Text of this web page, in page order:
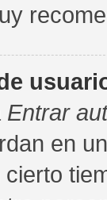
Entrar
en